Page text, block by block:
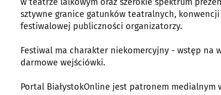
sztywne granice gatunków teatralnych,
festiwalowej publiczności organizatorzy.
Festiwal ma charakter niekomercyjny - wstęp na
darmowe wejściówki.
Portal BiałystokOnline jest patronem medialnym